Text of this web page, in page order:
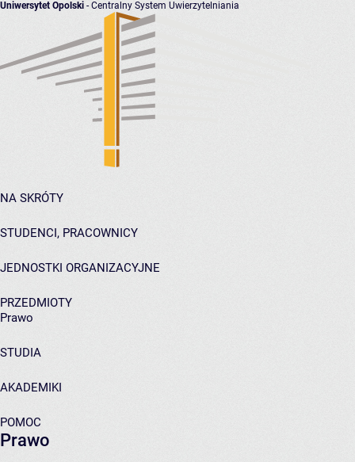
Uniwersytet Opolski - Centralny System Uwierzytelniania
NA SKRÓTY
STUDENCI, PRACOWNICY
JEDNOSTKI ORGANIZACYJNE
PRZEDMIOTY
Prawo
STUDIA
AKADEMIKI
POMOC
Prawo